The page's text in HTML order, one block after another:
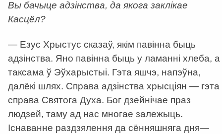
Вы бачыце адзінства, да якога заклікае
Касцёл?
— Езус Хрыстус сказаў, якім павінна быць
адзінства. Яно павінна быць у ламанні хлеба, а
таксама ў Эўхарыстыі. Гэта яшчэ, напэўна,
далёкі шлях. Справа адзінства хрысціян — гэта
справа Святога Духа. Бог дзейнічае праз
людзей, таму ад нас многае залежыць.
Існаванне раздзялення да сённяшняга дня—